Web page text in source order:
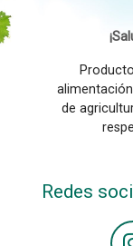
de
Redes